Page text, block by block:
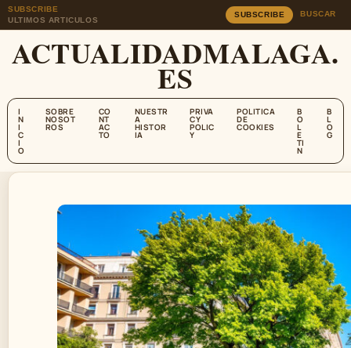
SUBSCRIBE
ULTIMOS ARTICULOS
SUBSCRIBE BUSCAR
ACTUALIDADMALAGA.
ES
I
N
I
C
I
O
SOBRE
NOSOT
ROS
CO
NT
AC
TO
NUESTR
A
HISTOR
IA
PRIVA
CY
POLIC
Y
POLITICA
DE
COOKIES
B
O
L
E
TI
N
B
L
O
G